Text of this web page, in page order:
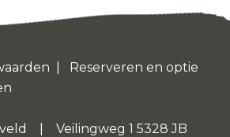
Reserveren en optie
| Veilingweg 1 5328 JB